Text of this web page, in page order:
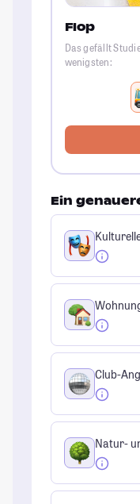
Flop
Das gefällt
wenigsten:
Ein
Club-
Natur-